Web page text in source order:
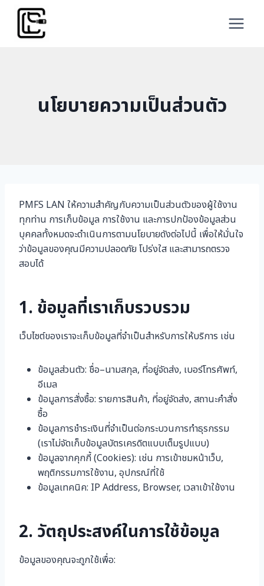
Skip
content
นโยบายความเป็นส่วนตัว
PMFS LAN ให้ความสำคัญกับความเป็นส่วนตัวของผู้ใช้งาน
ทุกท่าน การเก็บข้อมูล การใช้งาน และการปกป้องข้อมูลส่วน
บุคคลทั้งหมดจะดำเนินการตามนโยบายดังต่อไปนี้ เพื่อให้มั่นใจ
ว่าข้อมูลของคุณมีความปลอดภัย โปร่งใส และสามารถตรวจ
สอบได้
1. ข้อมูลที่เราเก็บรวบรวม
เว็บไซต์ของเราจะเก็บข้อมูลที่จำเป็นสำหรับการให้บริการ เช่น
ข้อมูลส่วนตัว: ชื่อ–นามสกุล, ที่อยู่จัดส่ง, เบอร์โทรศัพท์,
อีเมล
ข้อมูลการสั่งซื้อ: รายการสินค้า, ที่อยู่จัดส่ง, สถานะคำสั่ง
ซื้อ
ข้อมูลการชำระเงินที่จำเป็นต่อกระบวนการทำธุรกรรม
(เราไม่จัดเก็บข้อมูลบัตรเครดิตแบบเต็มรูปแบบ)
ข้อมูลจากคุกกี้ (Cookies): เช่น การเข้าชมหน้าเว็บ,
พฤติกรรมการใช้งาน, อุปกรณ์ที่ใช้
ข้อมูลเทคนิค: IP Address, Browser, เวลาเข้าใช้งาน
2. วัตถุประสงค์ในการใช้ข้อมูล
ข้อมูลของคุณจะถูกใช้เพื่อ: